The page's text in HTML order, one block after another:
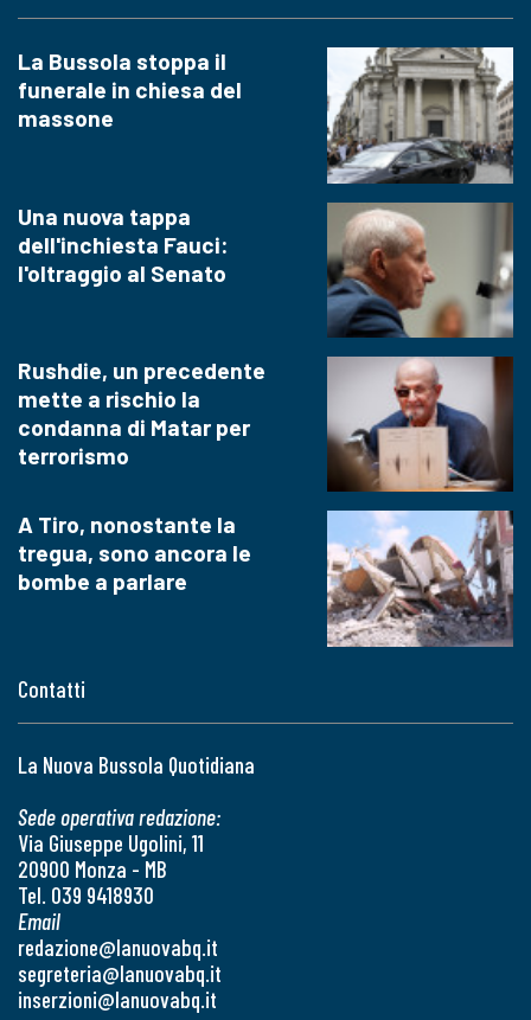
Contatti
La Nuova Bussola Quotidiana
Sede operativa redazione:
Via Giuseppe Ugolini, 11
20900 Monza - MB
Tel. 039 9418930
Email
redazione@lanuovabq.it
segreteria@lanuovabq.it
inserzioni@lanuovabq.it
La Bussola stoppa il
funerale in chiesa del
massone
Una nuova tappa
dell'inchiesta Fauci:
l'oltraggio al Senato
Rushdie, un precedente
mette a rischio la
condanna di Matar per
terrorismo
A Tiro, nonostante la
tregua, sono ancora le
bombe a parlare